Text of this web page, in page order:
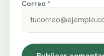
Correo *